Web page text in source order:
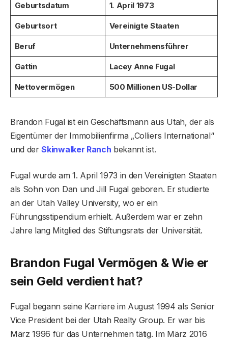
Geburtsdatum 1. April 1973
Geburtsort Vereinigte Staaten
Beruf Unternehmensführer
Gattin Lacey Anne Fugal
Nettovermögen 500 Millionen US-Dollar
Brandon Fugal ist ein Geschäftsmann aus Utah, der als
Eigentümer der Immobilienfirma „Colliers International“
und derSkinwalker Ranch bekannt ist.
Fugal wurde am 1. April 1973 in den Vereinigten Staaten
als Sohn von Dan und Jill Fugal geboren. Er studierte
an der Utah Valley University, wo er ein
Führungsstipendium erhielt. Außerdem war er zehn
Jahre lang Mitglied des Stiftungsrats der Universität.
Brandon Fugal Vermögen & Wie er
sein Geld verdient hat?
Fugal begann seine Karriere im August 1994 als Senior
Vice President bei der Utah Realty Group. Er war bis
März 1996 für das Unternehmen tätig. Im März 2016